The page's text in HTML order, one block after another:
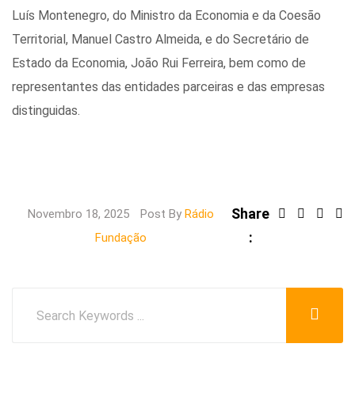
Luís Montenegro, do Ministro da Economia e da Coesão
Territorial, Manuel Castro Almeida, e do Secretário de
Estado da Economia, João Rui Ferreira, bem como de
representantes das entidades parceiras e das empresas
distinguidas.
Novembro 18, 2025 Post ByRádio
Fundação
Share
:
Email